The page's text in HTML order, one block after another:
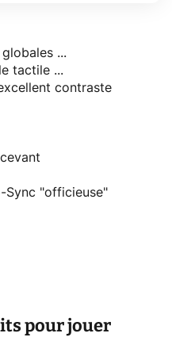
...
tactile ...
contraste
Sync "officieuse"
pour jouer